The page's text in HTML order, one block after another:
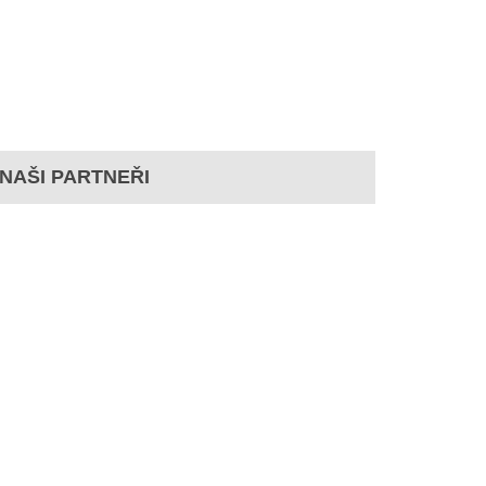
NAŠI PARTNEŘI